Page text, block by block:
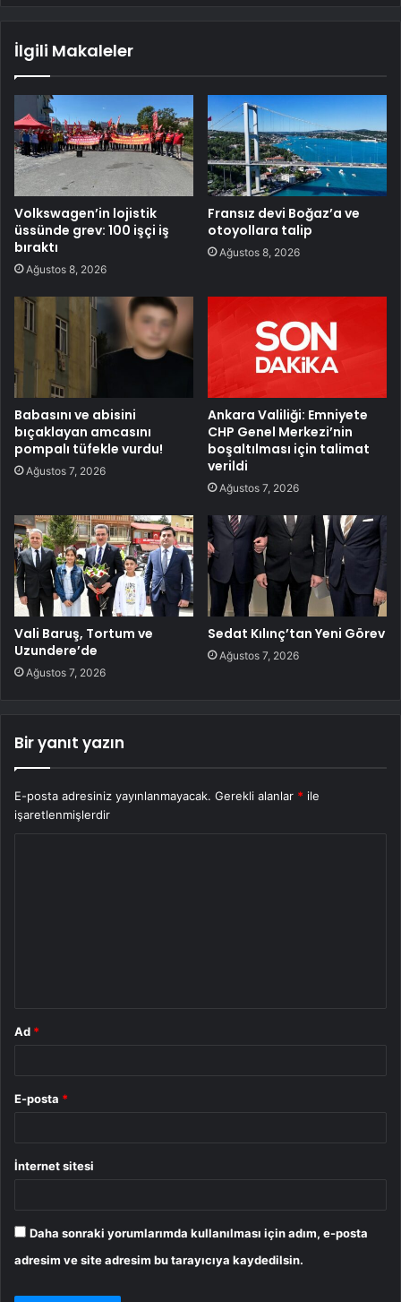
İlgili Makaleler
Volkswagen’in lojistik
üssünde grev: 100 işçi iş
bıraktı
Ağustos 8, 2026
Fransız devi Boğaz’a ve
otoyollara talip
Ağustos 8, 2026
Babasını ve abisini
bıçaklayan amcasını
pompalı tüfekle vurdu!
Ağustos 7, 2026
Ankara Valiliği: Emniyete
CHP Genel Merkezi’nin
boşaltılması için talimat
verildi
Ağustos 7, 2026
Vali Baruş, Tortum ve
Uzundere’de
Ağustos 7, 2026
Sedat Kılınç’tan Yeni Görev
Ağustos 7, 2026
Bir yanıt yazın
E-posta adresiniz yayınlanmayacak. Gerekli alanlar * ile
işaretlenmişlerdir
Ad *
E-posta *
İnternet sitesi
Daha sonraki yorumlarımda kullanılması için adım, e-posta
adresim ve site adresim bu tarayıcıya kaydedilsin.